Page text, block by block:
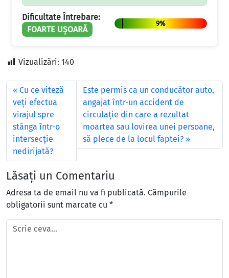
Dificultate Întrebare:
FOARTE UȘOARĂ
9%
Vizualizări: 140
Cu ce viteză
veţi efectua
virajul spre
stânga într-o
intersecţie
nedirijată?
Este permis ca un conducător auto,
angajat într-un accident de
circulaţie din care a rezultat
moartea sau lovirea unei persoane,
să plece de la locul faptei?
Lăsați un Comentariu
Adresa ta de email nu va fi publicată. Câmpurile
obligatorii sunt marcate cu *